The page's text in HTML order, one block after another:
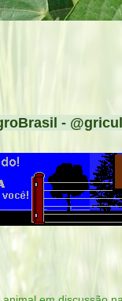
-